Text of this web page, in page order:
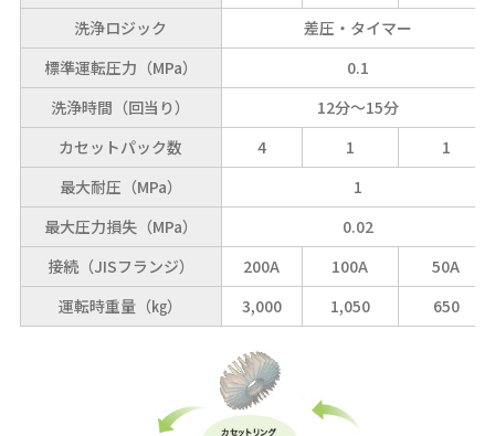
洗浄ロジック
差圧・タイマー
標準運転圧力（MPa）
0.1
洗浄時間（回当り）
12分～15分
カセットパック数
4 1
1
最大耐圧（MPa）
1
最大圧力損失（MPa）
0.02
接続（JISフランジ）
200A 100A
50A
運転時重量（㎏）
3,000 1,050 650